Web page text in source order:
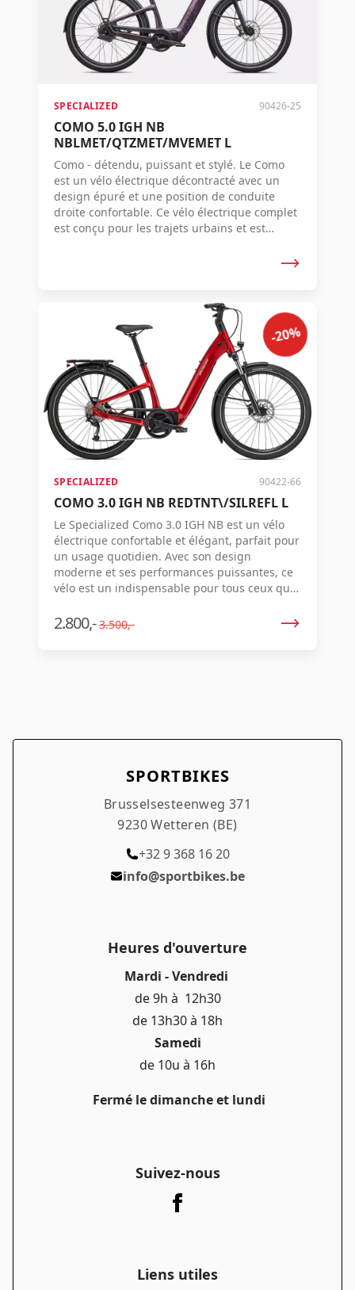
SPECIALIZED 90426-25
COMO 5.0 IGH NB
NBLMET/QTZMET/MVEMET L
Como - détendu, puissant et stylé. Le Como
est un vélo électrique décontracté avec un
design épuré et une position de conduite
droite confortable. Ce vélo électrique complet
est conçu pour les trajets urbains et est
d'un cadre bas, ce qui le rend parfait pour les
combinaison de puissance, d'autonomie et de
facilité d'utilisation, tout en restant
incroyablement polyvalent. Confort et style
vont ici de pair - vous voudrez même faire des
détours supplémentaires, simplement parce
qu'il est si agréable à conduire.
-20%
SPECIALIZED 90422-66
COMO 3.0 IGH NB REDTNT\/SILREFL L
Le Specialized Como 3.0 IGH NB est un vélo
électrique confortable et élégant, parfait pour
un usage quotidien. Avec son design
moderne et ses performances puissantes, ce
vélo est un indispensable pour tous ceux qui
2.800,- 3.500,-
SPORTBIKES
Brusselsesteenweg 371
9230 Wetteren (BE)
+32 9 368 16 20
info@sportbikes.be
Heures d'ouverture
Mardi - Vendredi
de 9h à 12h30
de 13h30 à 18h
Samedi
de 10u à 16h
Fermé le dimanche et lundi
Suivez-nous
Liens utiles